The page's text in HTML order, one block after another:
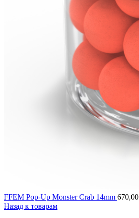
FFEM Pop-Up Monster Crab 14mm 670,00
Назад к товарам